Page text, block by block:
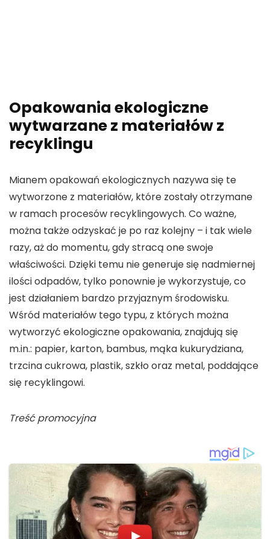
Opakowania ekologiczne
wytwarzane z materiałów z
recyklingu
Mianem opakowań ekologicznych nazywa się te
wytworzone z materiałów, które zostały otrzymane
w ramach procesów recyklingowych. Co ważne,
można także odzyskać je po raz kolejny – i tak wiele
razy, aż do momentu, gdy stracą one swoje
właściwości. Dzięki temu nie generuje się nadmiernej
ilości odpadów, tylko ponownie je wykorzystuje, co
jest działaniem bardzo przyjaznym środowisku.
Wśród materiałów tego typu, z których można
wytworzyć ekologiczne opakowania, znajdują się
m.in.: papier, karton, bambus, mąka kukurydziana,
trzcina cukrowa, plastik, szkło oraz metal, poddające
się recyklingowi.
Treść promocyjna